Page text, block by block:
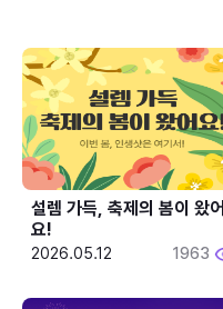
설렘 가득, 축제의 봄이 왔어
요!
2026.05.12 1963